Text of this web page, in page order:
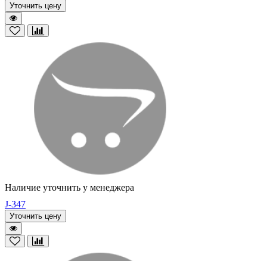
Уточнить цену
Наличие уточнить у менеджера
J-347
Уточнить цену